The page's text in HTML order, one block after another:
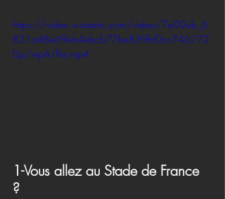
https://video.wixstatic.com/video/7e00ab_6
821a48e69eb4ebcb77be839bf0cc746/72
0p/mp4/file.mp4
1-Vous allez au Stade de France
?